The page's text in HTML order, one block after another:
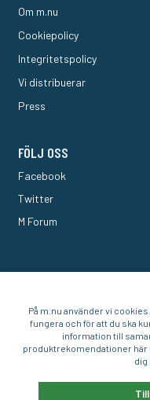
Om m.nu
Cookiepolicy
Integritetspolicy
Vi distribuerar
Press
FÖLJ OSS
Facebook
Twitter
M Forum
På m.nu använder vi
fungera och för att du ska
information till
produktrekomendationer här
dig